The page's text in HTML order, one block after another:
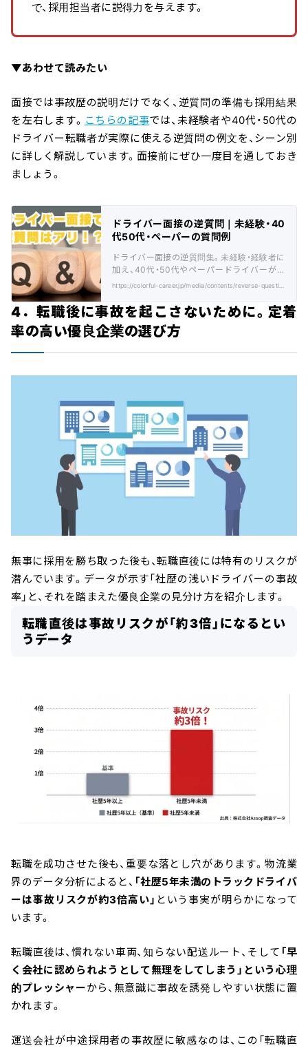
で、採用担当者に説得力を与えます。
▼あわせて読みたい
面接では事故歴の説明だけでなく、逆質問の準備も採用結果
を左右します。 こちらの記事では、未経験者や40代・50代の
ドライバー転職者が実際に使える逆質問の例文を、シーン別
に詳しく解説しています。面接前にぜひ一度目を通しておき
ましょう。
ドライバー面接の逆質問｜未経験・40
代50代・ペーパーの質問例
ドライバー面接の逆質問集。未経験・経験者に
加え、40代・50代やペーパードライバーが採
用を勝ち取るための具体的質問例も徹底解
4．転職後に事故を起こさないために。定着
率の高い優良企業の選び方
無事に採用を勝ち取った後も、転職直後には特有のリスクが
潜んでいます。データが示す「社歴の浅いドライバーの事故
率」と、それを踏まえた優良企業の見分け方を紹介します。
転職直後は事故リスクが「約3倍」になるとい
うデータ
転職を成功させた後も、重要な落とし穴があります。物流業
界のデータ分析によると、 「社歴5年未満のトラックドライバ
ーは事故リスクが約3倍高い」 という事実が明らかになって
います。
転職直後は、慣れない車両、知らない配送ルート、そして 「早
く会社に認められようとして無理をしてしまう」という心理
的プレッシャーから、無意識に事故を誘発しやすい状態に置
かれます。
運送会社が中途採用者の事故歴に敏感なのは、この「転職直